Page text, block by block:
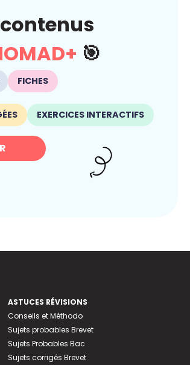
🎯
FICHES
EXERCICES INTERACTIFS
ASTUCES RÉVISIONS
Conseils et Méthodo
Sujets probables Brevet
Sujets Probables Bac
Sujets corrigés Brevet